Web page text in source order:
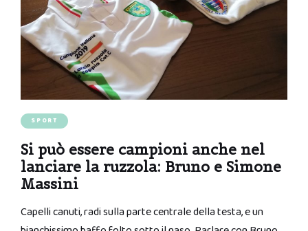
SPORT
Si può essere campioni anche nel
lanciare la ruzzola: Bruno e Simone
Massini
Capelli canuti, radi sulla parte centrale della testa, e un